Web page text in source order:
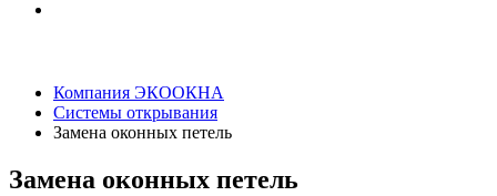
Компания ЭКООКНА
Системы открывания
Замена оконных петель
Замена оконных петель